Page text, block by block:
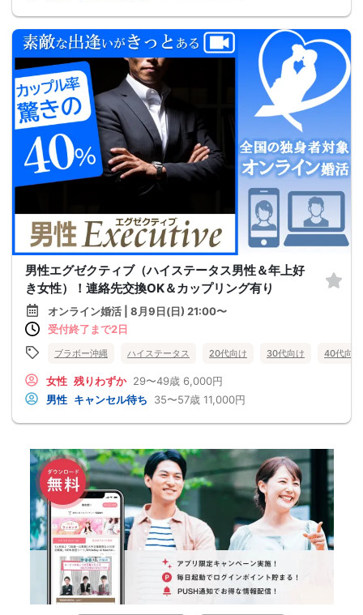
男性エグゼクティブ（ハイステータス男性＆年上好
き女性）！連絡先交換OK＆カップリング有り
オンライン婚活 | 8月9日(日) 21:00〜
受付終了まで2日
ブラボー沖縄 ハイステータス 20代向け 30代向け 40代向け
女性 残りわずか 29〜49歳 6,000円
男性 キャンセル待ち 35〜57歳 11,000円